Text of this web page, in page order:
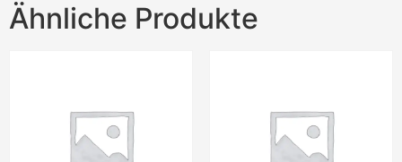
Ähnliche Produkte